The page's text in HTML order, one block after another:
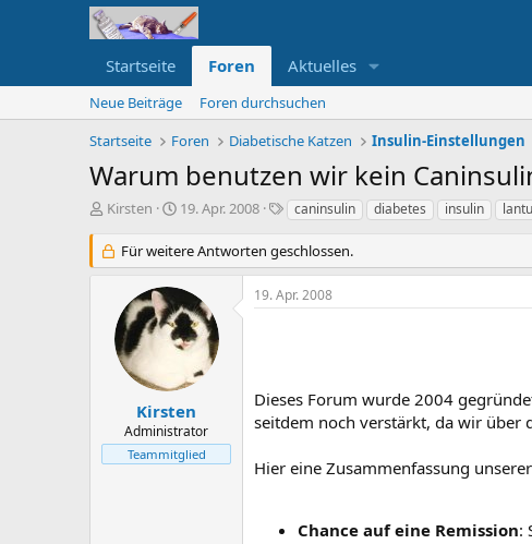
Startseite Foren Aktuelles
Neue Beiträge
Foren durchsuchen
Startseite
Foren Diabetische Katzen Insulin-Einstellungen
Warum benutzen wir kein
E
s
t
Kirsten
E
s
t
e
l
t
m
19. Apr. 2008
S
h
l
g
e
caninsulin diabetes insulin
Für weitere Antworten geschlossen.
Kirsten
Administrator
Teammitglied
19. Apr. 2008
Dieses Forum wurde 2004
seitdem noch verstärkt, da wir über
Hier eine Zusammenfassung
Chance auf eine Remission: